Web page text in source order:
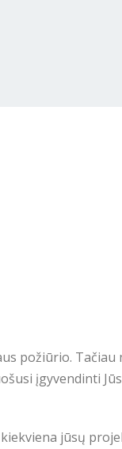
požiūrio.
įgyvendinti
jūsų